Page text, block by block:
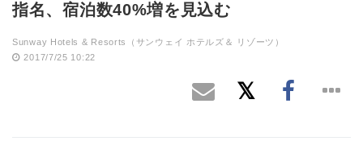
指名、宿泊数40%増を見込む
Sunway Hotels & Resorts（サンウェイ ホテルズ＆ リゾーツ）
2017/7/25 10:22